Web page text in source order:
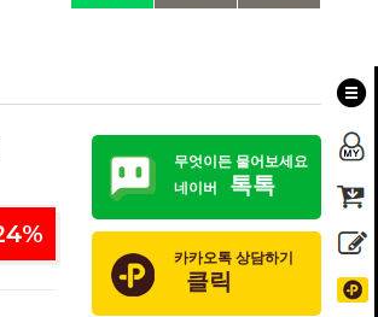
%
무엇이든 물어보세요
네이버
톡톡
카카오톡 상담하기
클릭